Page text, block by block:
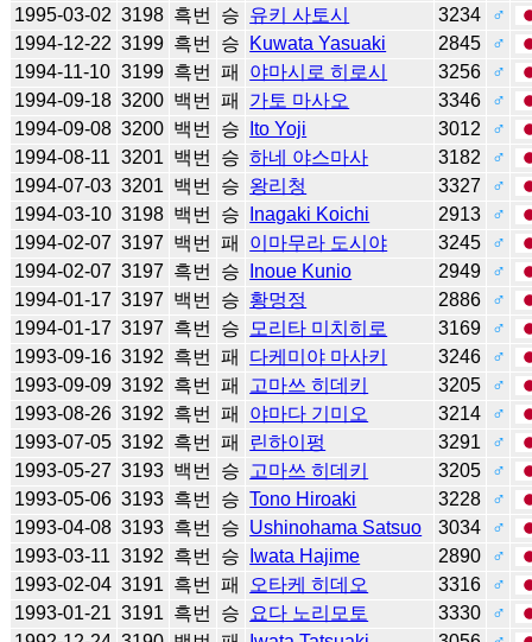
1995-03-02 3198 흑번 승 유키 사토시 3234
♂
1994-12-22 3199 흑번 승 Kuwata Yasuaki 2845
♂
1994-11-10 3199 흑번 패 야마시로 히로시 3256
♂
1994-09-18 3200 백번 패 가토 마사오 3346
♂
1994-09-08 3200 백번 승 Ito Yoji 3012
♂
1994-08-11 3201 백번 승 하네 야스마사 3182
♂
1994-07-03 3201 백번 승 왕리청 3327
♂
1994-03-10 3198 백번 승 Inagaki Koichi 2913
♂
1994-02-07 3197 백번 패 이마무라 도시야 3245
♂
1994-02-07 3197 흑번 승 Inoue Kunio 2949
♂
1994-01-17 3197 백번 승 황멍정 2886
♂
1994-01-17 3197 흑번 승 모리타 미치히로 3169
♂
1993-09-16 3192 흑번 패 다케미야 마사키 3246
♂
1993-09-09 3192 흑번 패 고마쓰 히데키 3205
♂
1993-08-26 3192 흑번 패 야마다 기미오 3214
♂
1993-07-05 3192 흑번 패 린하이펑 3291
♂
1993-05-27 3193 백번 승 고마쓰 히데키 3205
♂
1993-05-06 3193 흑번 승 Tono Hiroaki 3228
♂
1993-04-08 3193 흑번 승 Ushinohama Satsuo 3034
♂
1993-03-11 3192 흑번 승 Iwata Hajime 2890
♂
1993-02-04 3191 흑번 패 오타케 히데오 3316
♂
1993-01-21 3191 흑번 승 요다 노리모토 3330
♂